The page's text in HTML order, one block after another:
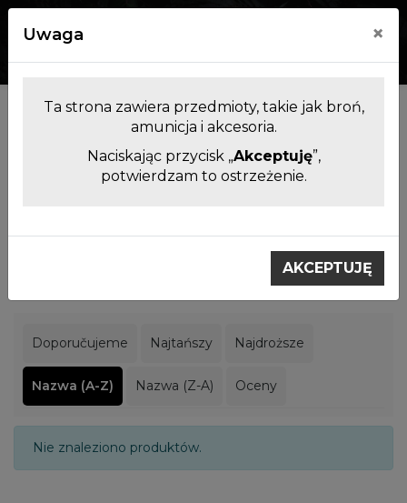
Filtrowanie produktów
Výrobci ASE UTRA
Doporučujeme Najtańszy Najdroższe
Nazwa (A-Z) Nazwa (Z-A) Oceny
Nie znaleziono produktów.
Uwaga ×
Ta strona zawiera przedmioty, takie jak broń,
amunicja i akcesoria.
Naciskając przycisk „Akceptuję”,
potwierdzam to ostrzeżenie.
AKCEPTUJĘ